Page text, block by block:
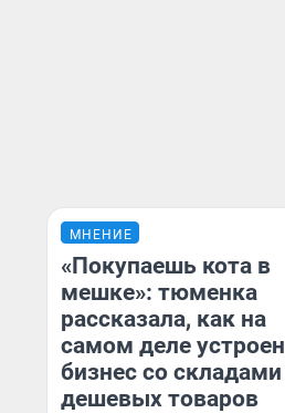
МНЕНИЕ
«Покупаешь кота в
мешке»: тюменка
рассказала, как на
самом деле устроен
бизнес со складами
дешевых товаров